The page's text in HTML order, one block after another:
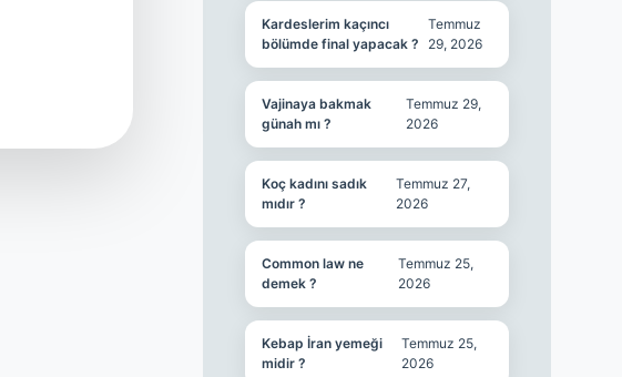
Kardeslerim kaçıncı
bölümde final yapacak ?
Temmuz
29, 2026
Vajinaya bakmak
günah mı ?
Temmuz 29,
2026
Koç kadını sadık
mıdır ?
Temmuz 27,
2026
Common law ne
demek ?
Temmuz 25,
2026
Kebap İran yemeği
midir ?
Temmuz 25,
2026